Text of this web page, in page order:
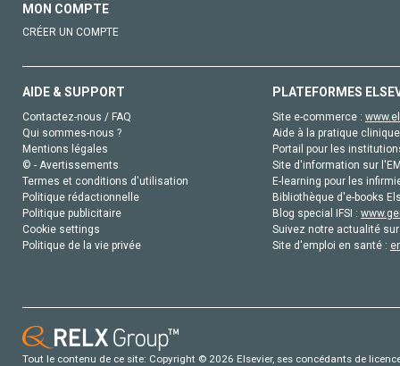
MON COMPTE
CRÉER UN COMPTE
AIDE & SUPPORT
Contactez-nous / FAQ
Qui sommes-nous ?
Mentions légales
© - Avertissements
Termes et conditions d'utilisation
Politique rédactionnelle
Politique publicitaire
Cookie settings
Politique de la vie privée
PLATEFORMES
Site e-commerce :
Aide à la pratique
Portail pour les
Site d'information sur
E-learning pour les
Bibliothèque d'e-books
Blog special IFSI :
Suivez notre actualité
Site d'emploi en santé :
Tout le contenu de ce site: Copyright © 2026 Elsevier, ses concédants de